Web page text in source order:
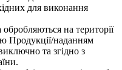
для виконання
на території
Продукції/наданням
та згідно з